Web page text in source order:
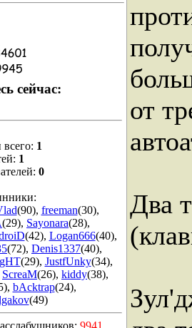
сейчас:
1
1
0
(90), freeman(30),
(29), Sayonara(28),
(42), Logan666(40),
(72), Denis1337(40),
(29), JustfUnky(34),
ScreaM(26), kiddy(38),
, bAcktrap(24),
(49)
от
Два